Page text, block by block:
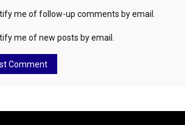
me of follow-up comments by email.
me of new posts by email.